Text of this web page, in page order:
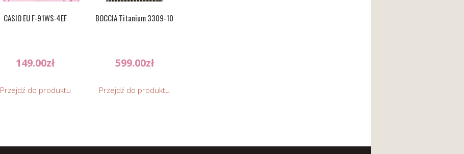
CASIO EU F-91WS-4EF
149.00zł
Przejdź do produktu
BOCCIA Titanium 3309-10
599.00zł
Przejdź do produktu